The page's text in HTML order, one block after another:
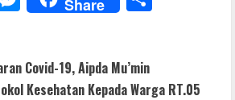
e
e
Share
Covid-19, Aipda Mu’min
Kesehatan Kepada Warga RT.05